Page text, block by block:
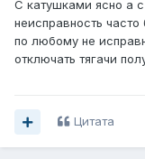
С катушками ясно а
неисправность
по любому не
отключать тягачи
Цитата